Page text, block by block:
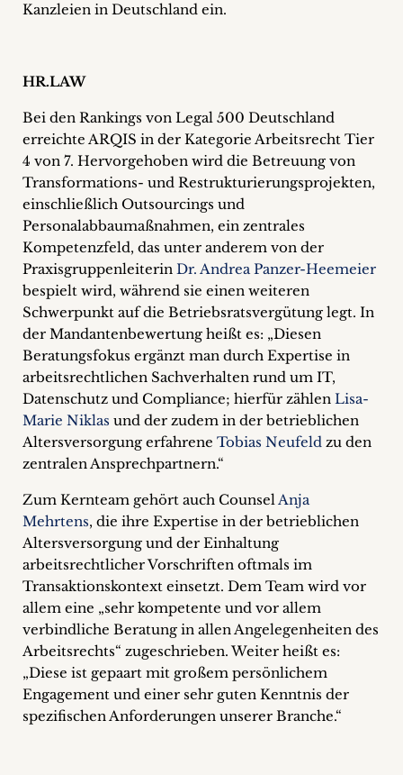
Philosophie
Presseanfragen
Kontakt
Kanzleien in Deutschland ein.
HR.LAW
Bei den Rankings von Legal 500 Deutschland
erreichte ARQIS in der Kategorie Arbeitsrecht Tier
4 von 7. Hervorgehoben wird die Betreuung von
Transformations- und Restrukturierungsprojekten,
einschließlich Outsourcings und
Personalabbaumaßnahmen, ein zentrales
Kompetenzfeld, das unter anderem von der
Praxisgruppenleiterin Dr. Andrea Panzer-Heemeier
bespielt wird, während sie einen weiteren
Schwerpunkt auf die Betriebsratsvergütung legt. In
der Mandantenbewertung heißt es: „Diesen
Beratungsfokus ergänzt man durch Expertise in
arbeitsrechtlichen Sachverhalten rund um IT,
Datenschutz und Compliance; hierfür zählen Lisa-
Marie Niklas und der zudem in der betrieblichen
Altersversorgung erfahrene Tobias Neufeld zu den
zentralen Ansprechpartnern.“
Zum Kernteam gehört auch CounselAnja
Mehrtens, die ihre Expertise in der betrieblichen
Altersversorgung und der Einhaltung
arbeitsrechtlicher Vorschriften oftmals im
Transaktionskontext einsetzt. Dem Team wird vor
allem eine „sehr kompetente und vor allem
verbindliche Beratung in allen Angelegenheiten des
Arbeitsrechts“ zugeschrieben. Weiter heißt es:
„Diese ist gepaart mit großem persönlichem
Engagement und einer sehr guten Kenntnis der
spezifischen Anforderungen unserer Branche.“